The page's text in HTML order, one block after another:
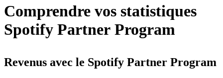
Comprendre vos statistiques
Spotify Partner Program
Revenus avec le Spotify Partner Program